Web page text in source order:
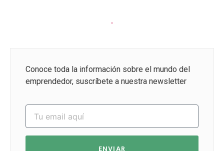
Conoce toda la información sobre el mundo del
emprendedor, suscríbete a nuestra newsletter
ENVIAR